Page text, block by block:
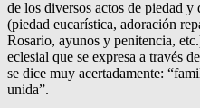
de los diversos actos de piedad
(piedad eucarística, adoración
Rosario, ayunos y penitencia,
eclesial que se expresa a través
se dice muy acertadamente:
unida”.